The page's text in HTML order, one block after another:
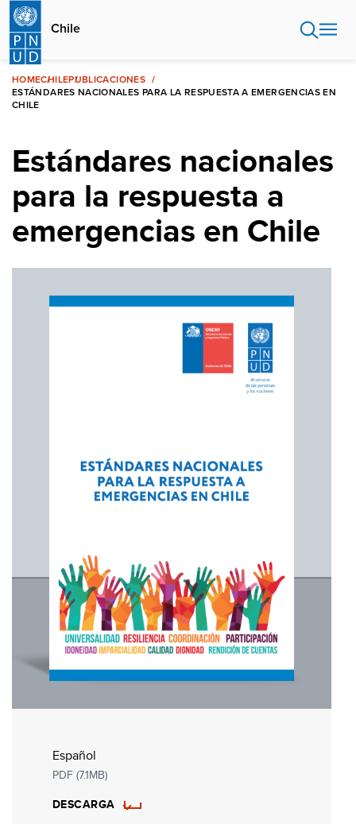
Pasar
contenido
principal
Chile
HOMECHILEPUBLICACIONES
ESTÁNDARES NACIONALES PARA LA RESPUESTA A EMERGENCIAS EN
CHILE
Estándares nacionales
para la respuesta a
emergencias en Chile
Español
PDF (7.1MB)
DESCARGA